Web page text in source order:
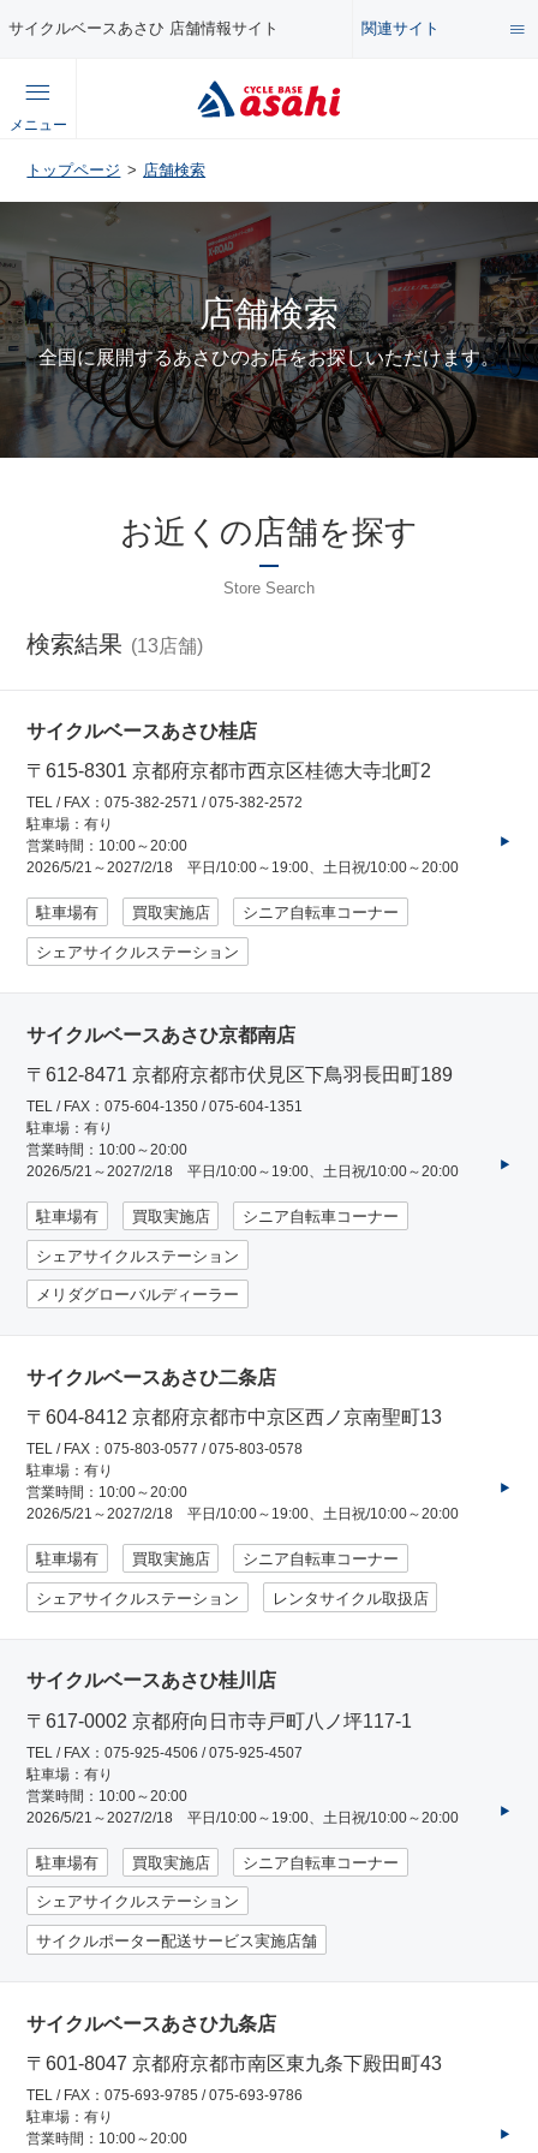
サイクルベースあさひ 店舗情報サイト 関連サイト
総合サイト
公式オンラインストア
企業情報サイト
店舗情報サイト
メニュー
コンテンツ
セール・キャンペーン
特集・イベント
メンテナンス・カスタム講座
コンセプトストア
ぶろぐ・で・あさひ
オリジナルブランド一覧
日本代理店ブランド一覧
あさひのサービス
サイクルベースあさひ公式アプリ
ネットで注文、お店で受取り
アウトレット
自転車修理工賃
サイクルメイト
サイクルポーター
ネットで注文、お店で取付け
自転車買取専門サービス
ネット店と店舗の違いをご紹介
店舗について
店舗検索
お知らせ
お知らせ一覧
トップページ 店舗検索
店舗検索
全国に展開するあさひのお店をお探しいただけます。
お近くの店舗を探す
Store Search
検索結果 13
サイクルベースあさひ桂店
〒615-8301 京都府京都市西京区桂徳大寺北町2
TEL / FAX：075-382-2571 / 075-382-2572
駐車場：有り
営業時間：10:00～20:00
2026/5/21～2027/2/18 平日/10:00～19:00、土日祝/10:00～20:00
駐車場有 買取実施店 シニア自転車コーナー
シェアサイクルステーション
サイクルベースあさひ京都南店
〒612-8471 京都府京都市伏見区下鳥羽長田町189
TEL / FAX：075-604-1350 / 075-604-1351
駐車場：有り
営業時間：10:00～20:00
2026/5/21～2027/2/18 平日/10:00～19:00、土日祝/10:00～20:00
駐車場有 買取実施店 シニア自転車コーナー
シェアサイクルステーション
メリダグローバルディーラー
サイクルベースあさひ二条店
〒604-8412 京都府京都市中京区西ノ京南聖町13
TEL / FAX：075-803-0577 / 075-803-0578
駐車場：有り
営業時間：10:00～20:00
2026/5/21～2027/2/18 平日/10:00～19:00、土日祝/10:00～20:00
駐車場有 買取実施店 シニア自転車コーナー
シェアサイクルステーション レンタサイクル取扱店
サイクルベースあさひ桂川店
〒617-0002 京都府向日市寺戸町八ノ坪117-1
TEL / FAX：075-925-4506 / 075-925-4507
駐車場：有り
営業時間：10:00～20:00
2026/5/21～2027/2/18 平日/10:00～19:00、土日祝/10:00～20:00
駐車場有 買取実施店 シニア自転車コーナー
シェアサイクルステーション
サイクルポーター配送サービス実施店舗
サイクルベースあさひ九条店
〒601-8047 京都府京都市南区東九条下殿田町43
TEL / FAX：075-693-9785 / 075-693-9786
駐車場：有り
営業時間：10:00～20:00